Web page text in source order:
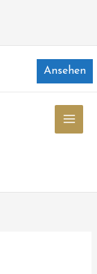
Ansehen